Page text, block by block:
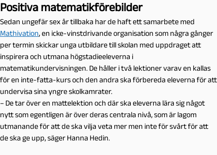
Positiva matematikförebilder
Sedan ungefär sex år tillbaka har de haft ett samarbete med
Mathivation, en icke-vinstdrivande organisation som några gånger
per termin skickar unga utbildare till skolan med uppdraget att
inspirera och utmana högstadieeleverna i
matematikundervisningen. De håller i två lektioner varav en kallas
för en inte-fatta-kurs och den andra ska förbereda eleverna för att
undervisa sina yngre skolkamrater.
– De tar över en mattelektion och där ska eleverna lära sig något
nytt som egentligen är över deras centrala nivå, som är lagom
utmanande för att de ska vilja veta mer men inte för svårt för att
de ska ge upp, säger Hanna Hedin.